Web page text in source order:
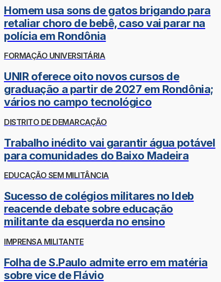
Homem usa sons de gatos brigando para
retaliar choro de bebê, caso vai parar na
polícia em Rondônia
FORMAÇÃO UNIVERSITÁRIA
UNIR oferece oito novos cursos de
graduação a partir de 2027 em Rondônia;
vários no campo tecnológico
DISTRITO DE DEMARCAÇÃO
Trabalho inédito vai garantir água potável
para comunidades do Baixo Madeira
EDUCAÇÃO SEM MILITÂNCIA
Sucesso de colégios militares no Ideb
reacende debate sobre educação
militante da esquerda no ensino
IMPRENSA MILITANTE
Folha de S.Paulo admite erro em matéria
sobre vice de Flávio